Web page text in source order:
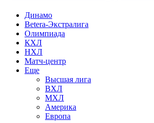
Динамо
Betera-Экстралига
Олимпиада
КХЛ
НХЛ
Матч-центр
Еще
Высшая лига
ВХЛ
МХЛ
Америка
Европа